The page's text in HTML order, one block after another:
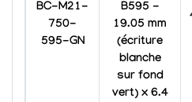
BC-M21-
750-
595-GN
B595 -
19.05 mm
(écriture
blanche
sur fond
vert) x 6.4